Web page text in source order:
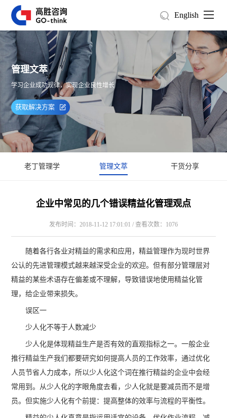
English
管理文萃
学习企业成功规律，实现企业良性增长
获取解决方案
老丁管理学 管理文萃 干货分享
企业中常见的几个错误精益化管理观点
发布时间：2018-11-12 17:01:01 / 查看次数：1076
随着各行各业对精益的需求和应用，精益管理作为现时世界
公认的先进管理模式越来越深受企业的欢迎。但有部分管理层对
精益的某些术语存在偏差或不理解，导致错误地使用精益化管
理，给企业带来损失。
误区一
少人化不等于人数减少
少人化是体现精益生产是否有效的直观指标之一。一般企业
推行精益生产我们都要研究如何提高人员的工作效率，通过优化
人员节省人力成本，所以少人化这个词在推行精益的企业中会经
常用到。从少人化的字眼角度去看，少人化就是要减员而不是增
员。但实施少人化有个前提：提高整体的效率与流程的平衡性。